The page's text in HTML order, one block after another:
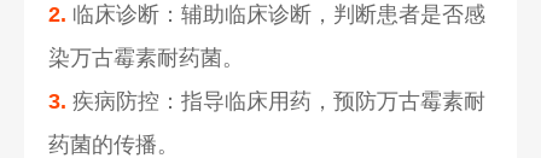
2. 临床诊断：辅助临床诊断，判断患者是否感
染万古霉素耐药菌。
3. 疾病防控：指导临床用药，预防万古霉素耐
药菌的传播。